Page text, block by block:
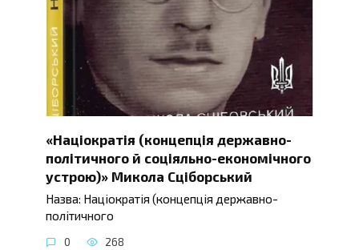
«Націократія (концепція державно-
політичного й соціяльно-економічного
устрою)» Микола Сціборський
Назва: Націократія (концепція державно-
політичного
0 268